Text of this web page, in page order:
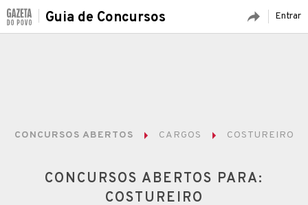
Entrar
Guia de Concursos
CONCURSOS ABERTOS CARGOS COSTUREIRO
CONCURSOS ABERTOS PARA:
COSTUREIRO